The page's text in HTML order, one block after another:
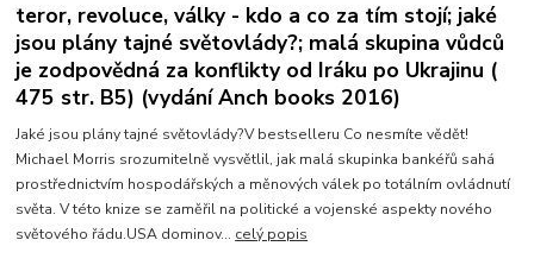
teror, revoluce, války - kdo a co za tím stojí; jaké
jsou plány tajné světovlády?; malá skupina vůdců
je zodpovědná za konflikty od Iráku po Ukrajinu (
475 str. B5) (vydání Anch books 2016)
Jaké jsou plány tajné světovlády?V bestselleru Co nesmíte vědět!
Michael Morris srozumitelně vysvětlil, jak malá skupinka bankéřů sahá
prostřednictvím hospodářských a měnových válek po totálním ovládnutí
světa. V této knize se zaměřil na politické a vojenské aspekty nového
světového řádu.USA dominov... celý popis